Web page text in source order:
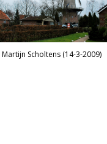
Martijn Scholtens (14-3-2009)